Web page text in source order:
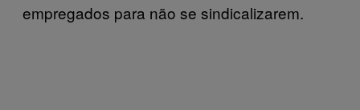
empregados para não se sindicalizarem.